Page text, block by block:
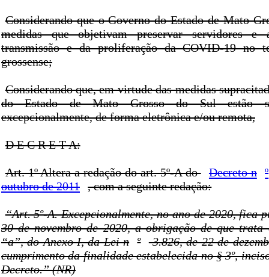
Considerando que o Governo do Estado de Mato
medidas que objetivam preservar servidores e
transmissão e da proliferação da COVID-19 no
grossense;
Considerando que, em virtude das medidas
do Estado de Mato Grosso do Sul estão
excepcionalmente, de forma eletrônica e/ou remota,
D E C R E T A:
Art. 1º Altera a redação do art. 5º-A do Decreto n
º
outubro de 2011
, com a seguinte redação:
“Art. 5º-A. Excepcionalmente, no ano de 2020, fica
30 de novembro de 2020, a obrigação de que
“a”, do Anexo I, da Lei n
º
3.826, de 22 de
cumprimento da finalidade estabelecida no § 3º,
Decreto.” (NR)